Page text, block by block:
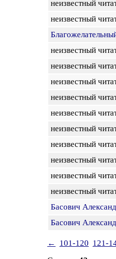
неизвестный
неизвестный
неизвестный
неизвестный
неизвестный
неизвестный
неизвестный
неизвестный
неизвестный
неизвестный
неизвестный
неизвестный
Басович
Басович
← 101-120 121-